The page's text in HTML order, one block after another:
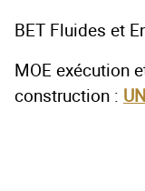
BET Fluides et
MOE exécution
construction :